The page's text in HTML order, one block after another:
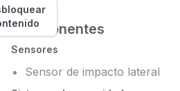
Componentes
Sensores
Sensor de impacto lateral